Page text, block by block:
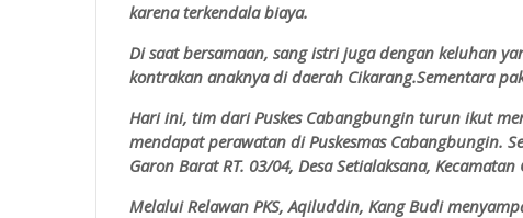
karena terkendala biaya.
Di saat bersamaan, sang istri juga dengan keluhan
kontrakan anaknya di daerah Cikarang.Sementara
Hari ini, tim dari Puskes Cabangbungin turun ikut
mendapat perawatan di Puskesmas Cabangbungin.
Garon Barat RT. 03/04, Desa Setialaksana,
Melalui Relawan PKS, Aqiluddin, Kang Budi